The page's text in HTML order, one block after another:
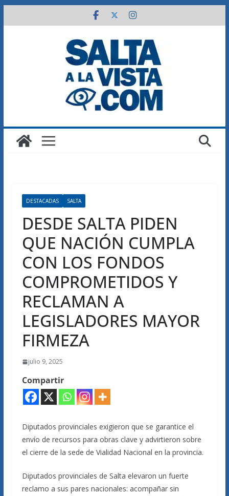
al
DESTACADAS SALTA
DESDE SALTA PIDEN
QUE NACIÓN CUMPLA
CON LOS FONDOS
COMPROMETIDOS Y
RECLAMAN A
LEGISLADORES MAYOR
FIRMEZA
julio 9, 2025
Compartir
Diputados provinciales exigieron que se garantice el
envío de recursos para obras clave y advirtieron sobre
el cierre de la sede de Vialidad Nacional en la provincia.
Diputados provinciales de Salta elevaron un fuerte
reclamo a sus pares nacionales: acompañar sin